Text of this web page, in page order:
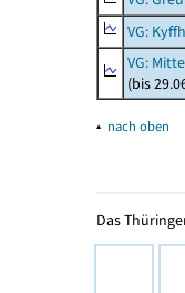
VG:
VG:
(bis
▴ nach oben
Das